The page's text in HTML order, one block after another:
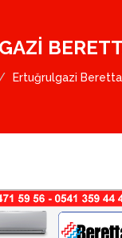
Ertuğrulgazi